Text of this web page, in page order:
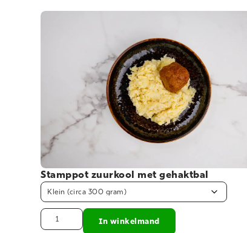
Stamppot zuurkool met gehaktbal
In winkelmand